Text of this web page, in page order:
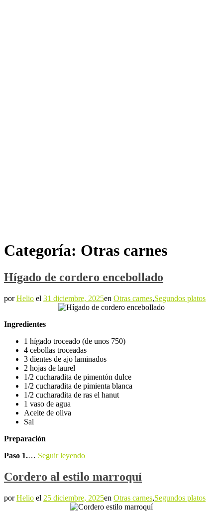
Categoría: Otras carnes
Hígado de cordero encebollado
porHelio el 31 diciembre, 2025en Otras carnes,Segundos platos
Ingredientes
1 hígado troceado (de unos 750)
4 cebollas troceadas
3 dientes de ajo laminados
2 hojas de laurel
1/2 cucharadita de pimentón dulce
1/2 cucharadita de pimienta blanca
1/2 cucharadita de ras el hanut
1 vaso de agua
Aceite de oliva
Sal
Preparación
Paso 1.… Seguir leyendo
Cordero al estilo marroquí
porHelio el 25 diciembre, 2025en Otras carnes,Segundos platos